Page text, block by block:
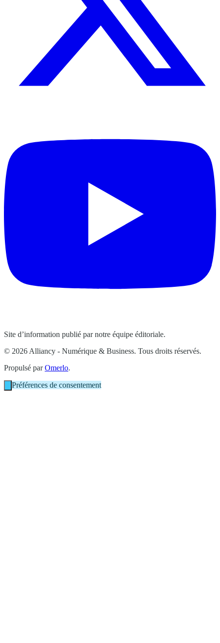
Site d’information publié par notre équipe éditoriale.
© 2026 Alliancy - Numérique & Business. Tous droits réservés.
Propulsé parOmerlo.
Préférences de consentement